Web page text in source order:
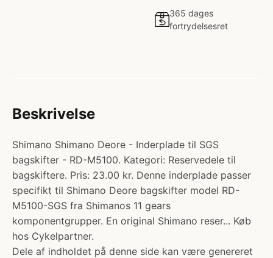
365 dages
fortrydelsesret
Beskrivelse
Shimano Shimano Deore - Inderplade til SGS
bagskifter - RD-M5100. Kategori: Reservedele til
bagskiftere. Pris: 23.00 kr. Denne inderplade passer
specifikt til Shimano Deore bagskifter model RD-
M5100-SGS fra Shimanos 11 gears
komponentgrupper. En original Shimano reser... Køb
hos Cykelpartner.
Dele af indholdet på denne side kan være genereret